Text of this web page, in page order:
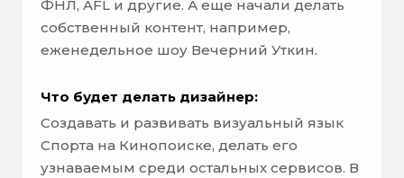
ФНЛ, AFL и другие. А еще начали делать
собственный контент, например,
еженедельное шоу Вечерний Уткин.
Что будет делать дизайнер:
Создавать и развивать визуальный язык
Спорта на Кинопоиске, делать его
узнаваемым среди остальных сервисов. В